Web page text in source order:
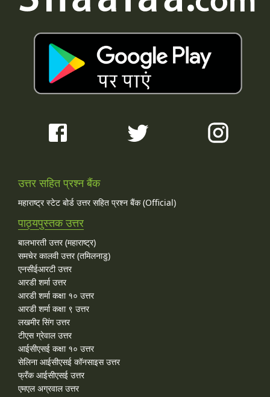
उत्तर सहित प्रश्न बैंक
महाराष्ट्र स्टेट बोर्ड उत्तर सहित प्रश्न बैंक (Official)
पाठ्यपुस्तक उत्तर
बालभारती उत्तर (महाराष्ट्र)
समचेर कालवी उत्तर (तमिलनाडु)
एनसीईआरटी उत्तर
आरडी शर्मा उत्तर
आरडी शर्मा कक्षा १० उत्तर
आरडी शर्मा कक्षा ९ उत्तर
लखमीर सिंग उत्तर
टीएस ग्रेवाल उत्तर
आईसीएसई कक्षा १० उत्तर
सेलिना आईसीएसई कॉनसाइस उत्तर
फ्रँक आईसीएसई उत्तर
एमएल अग्रवाल उत्तर